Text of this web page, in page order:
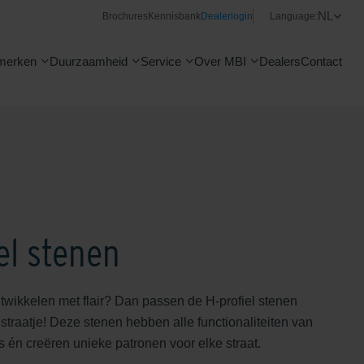
Brochures KennisbankDealerlogin Language:NL
Duurzaamheid Service Over MBI DealersContact
stenen
met flair? Dan passen de H-profiel stenen
Deze stenen hebben alle functionaliteiten van
én creëren unieke patronen voor elke straat.